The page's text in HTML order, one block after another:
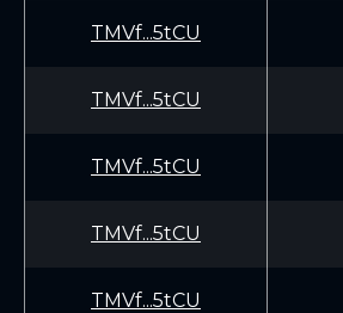
TMVf...5tCU
TMVf...5tCU
TMVf...5tCU
TMVf...5tCU
TMVf...5tCU